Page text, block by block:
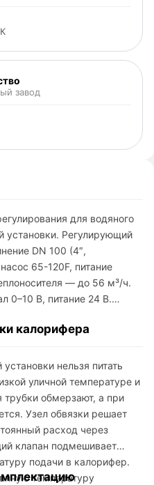
завод
для водяного
установки. Регулирующий
DN 100 (4″,
65-120F, питание
— до 56 м³/ч.
0–10 В, питание 24 В.
калорифера
нельзя питать
уличной температуре и
трубки обмерзают, а при
Узел обвязки решает
расход через
клапан подмешивает
подачи в калорифер.
температуру